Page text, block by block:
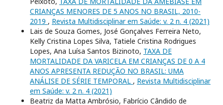
CRIANÇAS MENORES DE 5 ANOS NO BRASIL, 2010-
2019 , Revista Multidisciplinar em Saúde: v. 2 n. 4 (2021)
Lais de Souza Gomes, José Gonçalves Ferreira Neto,
Kelly Cristina Lopes Silva, Tatiele Cristina Rodrigues
Lopes, Ana Luísa Santos Bizinoto, TAXA DE
MORTALIDADE DA VARICELA EM CRIANÇAS DE 0 A 4
ANOS APRESENTA REDUÇÃO NO BRASIL: UMA
ANÁLISE DE SÉRIE TEMPORAL , Revista Multidisciplinar
em Saúde: v. 2 n. 4 (2021)
Beatriz da Matta Ambrósio, Fabrício Cândido de